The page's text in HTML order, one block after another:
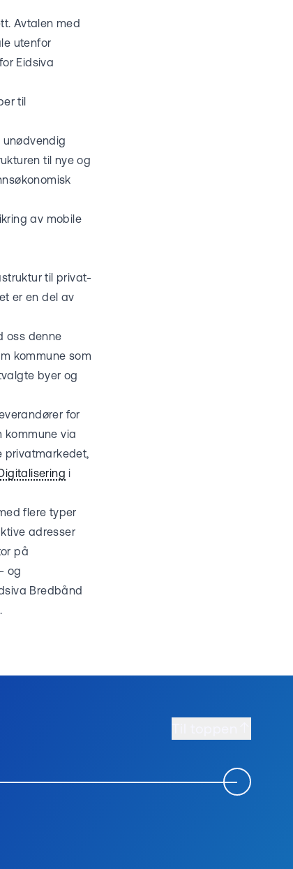
Avtalen med
utenfor
Eidsiva
til
til nye og
av mobile
til privat-
er en del av
oss denne
kommune som
byer og
for
kommune via
privatmarkedet,
i
flere typer
adresser
på
og
Bredbånd